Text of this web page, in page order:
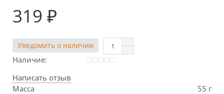
319 ₽
Уведомить о наличии
Наличие:
Написать отзыв
Масса
55 г